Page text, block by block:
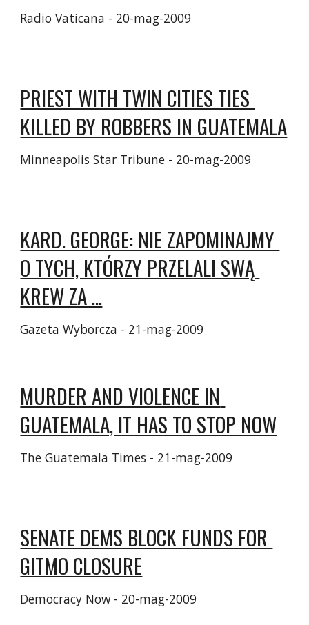
Radio Vaticana - ‎20-mag-2009‎
PRIEST WITH TWIN CITIES TIES
KILLED BY ROBBERS IN GUATEMALA
Minneapolis Star Tribune - ‎20-mag-2009‎
KARD. GEORGE: NIE ZAPOMINAJMY
O TYCH, KTÓRZY PRZELALI SWĄ
KREW ZA ...
Gazeta Wyborcza - ‎21-mag-2009‎
MURDER AND VIOLENCE IN
GUATEMALA, IT HAS TO STOP NOW
The Guatemala Times - ‎21-mag-2009‎
SENATE DEMS BLOCK FUNDS FOR
GITMO CLOSURE
Democracy Now - ‎20-mag-2009‎